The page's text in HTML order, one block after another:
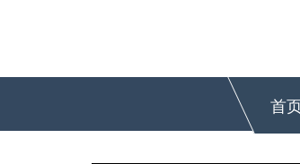
首